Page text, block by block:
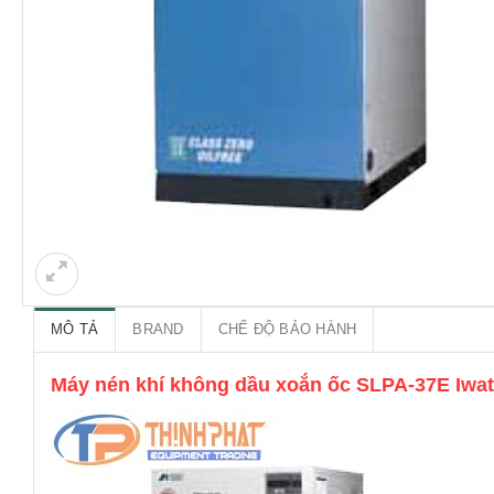
MÔ TẢ BRAND CHẾ ĐỘ BẢO HÀNH
Máy nén khí không dầu xoắn ốc SLPA-37E